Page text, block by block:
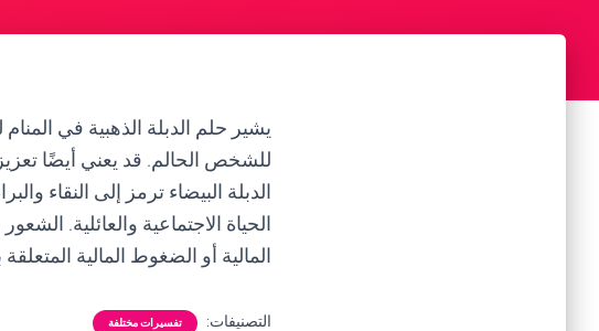
يشير حلم الدبلة الذهبية في
للشخص الحالم. قد يعني أيضًا
الدبلة البيضاء ترمز إلى النقاء
الحياة الاجتماعية والعائلية.
المالية أو الضغوط المالية
التصنيفات: تفسيرات مختلفة